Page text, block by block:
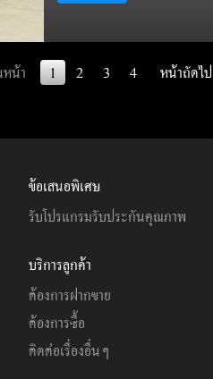
น้า 1 2 3 4 หน้าถัดไป
ข้อเสนอพิเศษ
รับโปรแกรมรับประกันคุณภาพ
บริการลูกค้า
ต้องการฝากขาย
ต้องการซื้อ
ติดต่อเรื่องอื่นๆ